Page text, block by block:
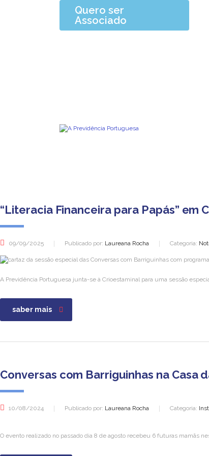
Quero ser
Associado
“Literacia Financeira para Papás” em
09/09/2025 Publicado por: Laureana Rocha Categoria:
A Previdência Portuguesa junta-se à Crioestaminal para uma sessão
saber mais
Conversas com Barriguinhas na Casa
10/08/2024 Publicado por: Laureana Rocha Categoria:
O evento realizado no passado dia 8 de agosto recebeu 6 futuras mamãs